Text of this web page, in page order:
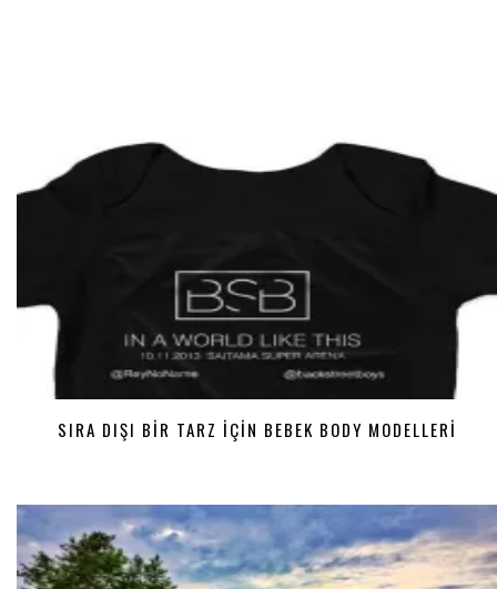
SIRA DIŞI BIR TARZ IÇIN BEBEK BODY MODELLERI